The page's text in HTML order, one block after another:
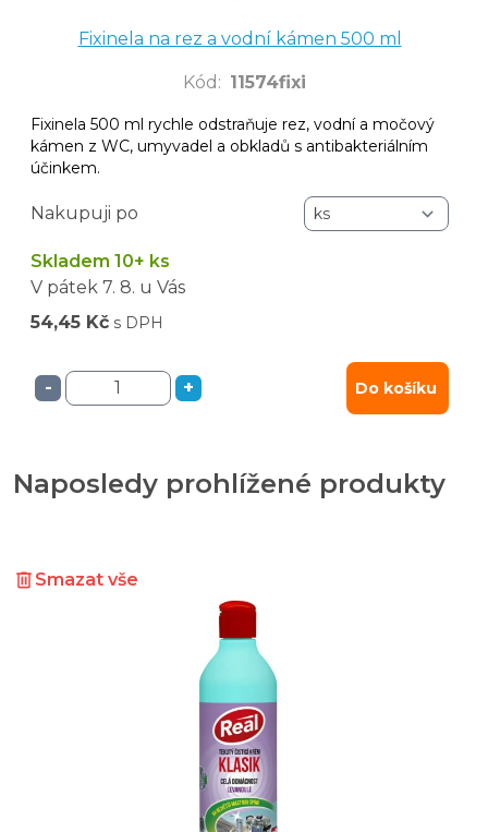
Fixinela na rez a vodní kámen 500 ml
Kód : 11574fixi
Fixinela 500 ml rychle odstraňuje rez, vodní a močový
kámen z WC, umyvadel a obkladů s antibakteriálním
účinkem.
Nakupuji po
Skladem 10+ ks
V pátek 7. 8. u Vás
54,45 Kč s DPH
- + Do košíku
Naposledy prohlížené produkty
Smazat vše